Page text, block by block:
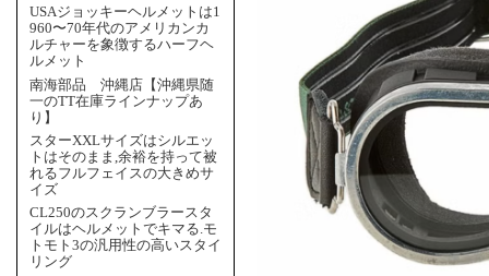
USAジョッキーヘルメットは1
960〜70年代のアメリカンカ
ルチャーを象徴するハーフヘ
ルメット
南海部品 沖縄店【沖縄県随
一のTT在庫ラインナップあ
り】
スターXXLサイズはシルエッ
トはそのまま,余裕を持って被
れるフルフェイスの大きめサ
イズ
CL250のスクランブラースタ
イルはヘルメットでキマる.モ
トモト3の汎用性の高いスタイ
リング